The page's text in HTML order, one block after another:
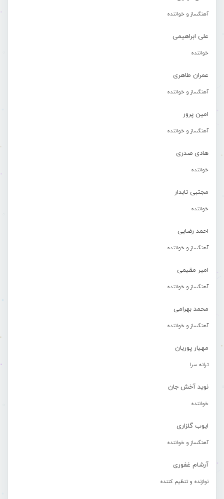
آهنگساز و خواننده
علی ابراهیمی
خواننده
عمران طاهری
آهنگساز و خواننده
امین پرور
آهنگساز و خواننده
هادی صدری
خواننده
مجتبی تابدار
خواننده
احمد رضایی
آهنگساز و خواننده
امیر مقیمی
آهنگساز و خواننده
محمد بهرامی
آهنگساز و خواننده
مهیار پوریان
ترانه سرا
نوید آخش جان
خواننده
ایوب گلزاری
آهنگساز و خواننده
آرشام غفوری
نوازنده و تنظیم کننده